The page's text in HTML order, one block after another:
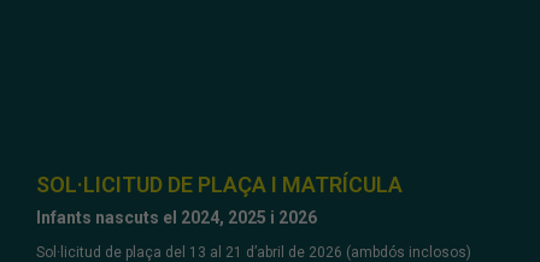
SOL·LICITUD DE PLAÇA I MATRÍCULA
Infants nascuts el 2024, 2025 i 2026
Sol·licitud de plaça del 13 al 21 d’abril de 2026 (ambdós inclosos)